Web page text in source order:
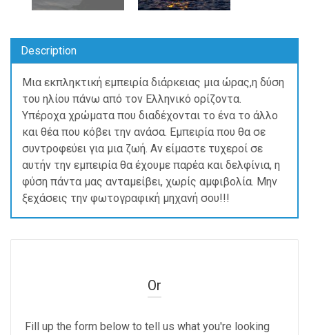
Description
Μια εκπληκτική εμπειρία διάρκειας μια ώρας,η δύση
του ηλίου πάνω από τον Ελληνικό ορίζοντα.
Υπέροχα χρώματα που διαδέχονται το ένα το άλλο
και θέα που κόβει την ανάσα. Εμπειρία που θα σε
συντροφεύει για μια ζωή. Αν είμαστε τυχεροί σε
αυτήν την εμπειρία θα έχουμε παρέα και δελφίνια, η
φύση πάντα μας ανταμείβει, χωρίς αμφιβολία. Μην
ξεχάσεις την φωτογραφική μηχανή σου!!!
Or
Fill up the form below to tell us what you're looking